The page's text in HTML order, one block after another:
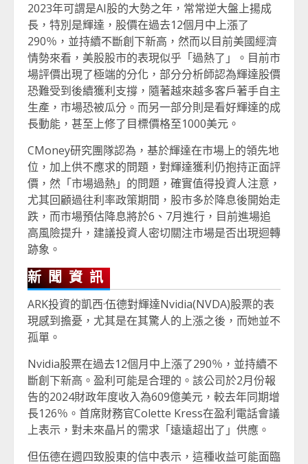
2023年可謂是AI股的大勢之年，常常逆大盤上揚成
長，特別是輝達，股價在過去12個月中上漲了
290％，並持續不斷創下新高，然而以目前美國經濟
情勢來看，美股股市的表現似乎「過熱了」。目前市
場評價出現了極端的分化，部分分析師認為輝達股價
恐難受到後續獲利支撐，隨著越來越多客戶著手自主
生產，市場恐被瓜分。而另一部分則是看好輝達的成
長動能，甚至上修了目標價格至1000美元。
CMoney研究團隊認為，基於輝達在市場上的領先地
位，加上供不應求的問題，對輝達獲利仍抱持正面評
價，然「市場過熱」的問題，確實值得投資人注意，
尤其回顧過往利率政策期間，股市多於降息後開始走
跌，而市場預估降息將於6、7月進行，目前進場追
高風險提升，建議投資人密切關注市場是否出現迴轉
跡象。
新聞資訊
ARK投資的凱西·伍德對輝達Nvidia(NVDA)股票的表
現感到擔憂，尤其是在其驚人的上漲之後，而她並不
孤單。
Nvidia股票在過去12個月中上漲了290％，並持續不
斷創下新高。盈利可能是合理的。該公司於2月份報
告的2024財政年度收入為609億美元，較去年同期增
長126％。首席財務官Colette Kress在盈利電話會議
上表示，對未來晶片的需求「遠遠超出了」供應。
但伍德在週四致股東的信中表示，這種收益可能面臨